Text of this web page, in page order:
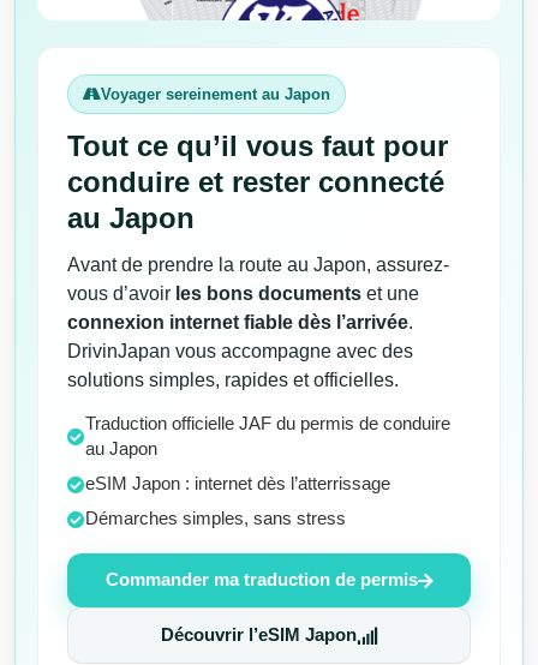
Voyager sereinement au Japon
Tout ce qu’il vous faut pour
conduire et rester connecté
au Japon
Avant de prendre la route au Japon, assurez-
vous d’avoir les bons documents et une
connexion internet fiable dès l’arrivée.
DrivinJapan vous accompagne avec des
solutions simples, rapides et officielles.
Traduction officielle JAF du permis de conduire
au Japon
eSIM Japon : internet dès l’atterrissage
Démarches simples, sans stress
Commander ma traduction de permis
Découvrir l’eSIM Japon